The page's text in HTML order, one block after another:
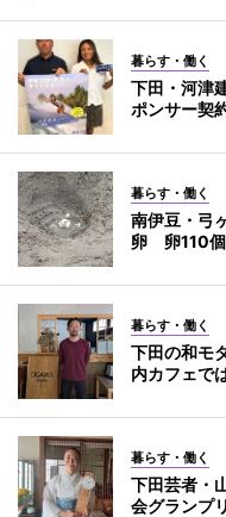
暮らす・働く
下田・河津
ポンサー契
暮らす・働く
南伊豆・弓
卵 卵110個
暮らす・働く
下田の和モ
内カフェで
暮らす・働く
下田芸者・
会グランプ